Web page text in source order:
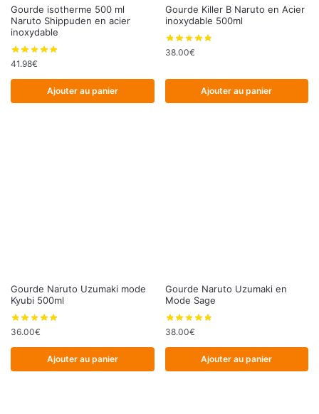
Gourde isotherme 500 ml
Naruto Shippuden en acier
inoxydable
41.98€
Ajouter au panier
Gourde Killer B Naruto en Acier
inoxydable 500ml
38.00€
Ajouter au panier
Gourde Naruto Uzumaki mode
Kyubi 500ml
36.00€
Ajouter au panier
Gourde Naruto Uzumaki en
Mode Sage
38.00€
Ajouter au panier